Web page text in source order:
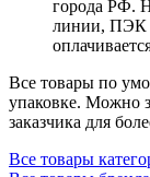
города РФ.
линии, ПЭК
Все товары по
упаковке. Можно
заказчика для
Все товары